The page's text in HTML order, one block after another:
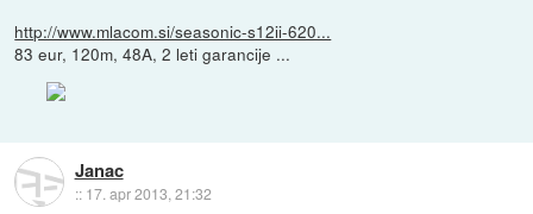
http://www.mlacom.si/seasonic-s12ii-620...
83 eur, 120m, 48A, 2 leti garancije ...
Janac
:: 17. apr 2013, 21:32